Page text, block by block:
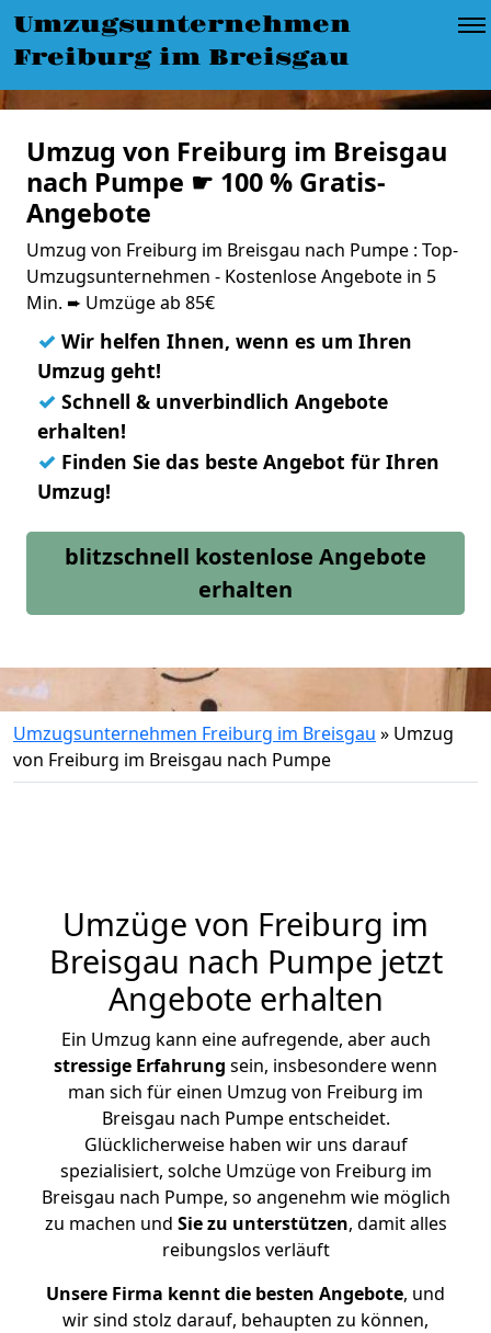
Umzugsunternehmen
Freiburg im Breisgau
Umzug von Freiburg im Breisgau
nach Pumpe ☛ 100 % Gratis-
Angebote
Umzug von Freiburg im Breisgau nach Pumpe : Top-
Umzugsunternehmen - Kostenlose Angebote in 5
Min. ➨ Umzüge ab 85€
✓ Wir helfen Ihnen, wenn es um Ihren
Umzug geht!
✓ Schnell & unverbindlich Angebote
erhalten!
✓ Finden Sie das beste Angebot für Ihren
Umzug!
blitzschnell kostenlose Angebote
erhalten
Umzugsunternehmen Freiburg im Breisgau » Umzug
von Freiburg im Breisgau nach Pumpe
Umzüge von Freiburg im
Breisgau nach Pumpe jetzt
Angebote erhalten
Ein Umzug kann eine aufregende, aber auch
stressige Erfahrung sein, insbesondere wenn
man sich für einen Umzug von Freiburg im
Breisgau nach Pumpe entscheidet.
Glücklicherweise haben wir uns darauf
spezialisiert, solche Umzüge von Freiburg im
Breisgau nach Pumpe, so angenehm wie möglich
zu machen und Sie zu unterstützen, damit alles
reibungslos verläuft
Unsere Firma kennt die besten Angebote, und
wir sind stolz darauf, behaupten zu können,